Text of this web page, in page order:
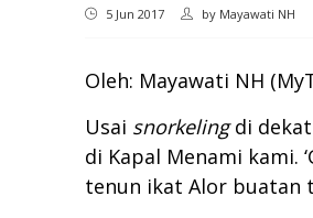
5 Jun 2017 by Mayawati NH
Oleh: Mayawati NH
Usai snorkelingdi dekat
di Kapal Menami kami.
tenun ikat Alor buatan